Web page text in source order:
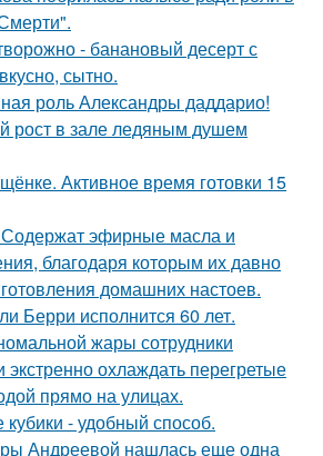
- банановый десерт с
сытно.
роль Александры даддарио!
рост в зале ледяным душем
Активное время готовки 15
эфирные масла и
благодаря которым их давно
домашних настоев.
Берри исполнится 60 лет.
жары сотрудники
экстренно охлаждать перегретые
прямо на улицах.
- удобный способ.
Андреевой нашлась еще одна